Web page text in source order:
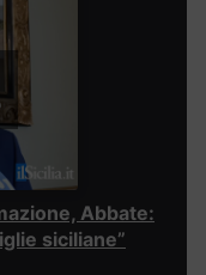
Abbate:
siciliane”